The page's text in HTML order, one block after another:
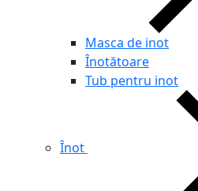
Masca de inot
Înotătoare
Tub pentru inot
Înot